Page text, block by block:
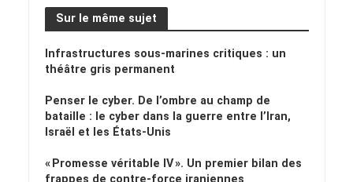
Sur le même sujet
Infrastructures sous-marines critiques : un
théâtre gris permanent
Penser le cyber. De l’ombre au champ de
bataille : le cyber dans la guerre entre l’Iran,
Israël et les États-Unis
« Promesse véritable IV ». Un premier bilan des
frappes de contre-force iraniennes